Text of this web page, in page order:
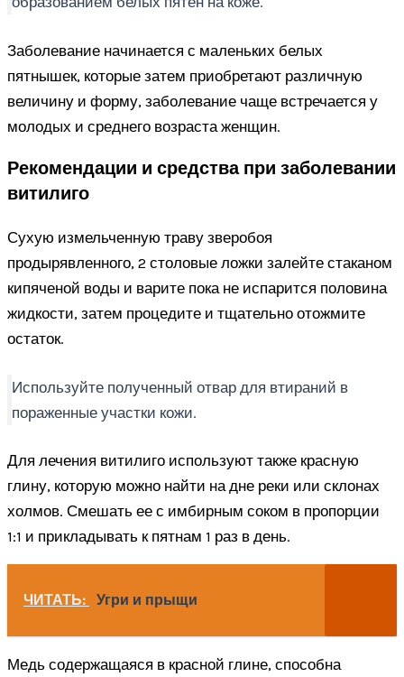
Заболевание начинается с маленьких белых
пятнышек, которые затем приобретают различную
величину и форму, заболевание чаще встречается у
молодых и среднего возраста женщин.
Рекомендации и средства при заболевании
витилиго
Сухую измельченную траву зверобоя
продырявленного, 2 столовые ложки залейте стаканом
кипяченой воды и варите пока не испарится половина
жидкости, затем процедите и тщательно отожмите
остаток.
Используйте полученный отвар для втираний в
пораженные участки кожи.
Для лечения витилиго используют также красную
глину, которую можно найти на дне реки или склонах
холмов. Смешать ее с имбирным соком в пропорции
1:1 и прикладывать к пятнам 1 раз в день.
ЧИТАТЬ: Угри и прыщи
Медь содержащаяся в красной глине, способна